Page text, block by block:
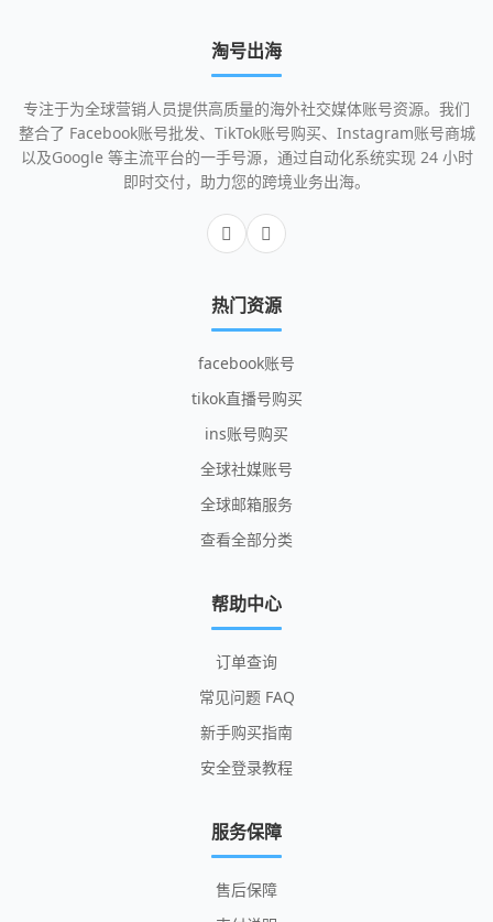
淘号出海
专注于为全球营销人员提供高质量的海外社交媒体账号资源。我们
整合了 Facebook账号批发、TikTok账号购买、Instagram账号商城
以及Google 等主流平台的一手号源，通过自动化系统实现 24 小时
即时交付，助力您的跨境业务出海。
热门资源
facebook账号
tikok直播号购买
ins账号购买
全球社媒账号
全球邮箱服务
查看全部分类
帮助中心
订单查询
常见问题 FAQ
新手购买指南
安全登录教程
服务保障
售后保障